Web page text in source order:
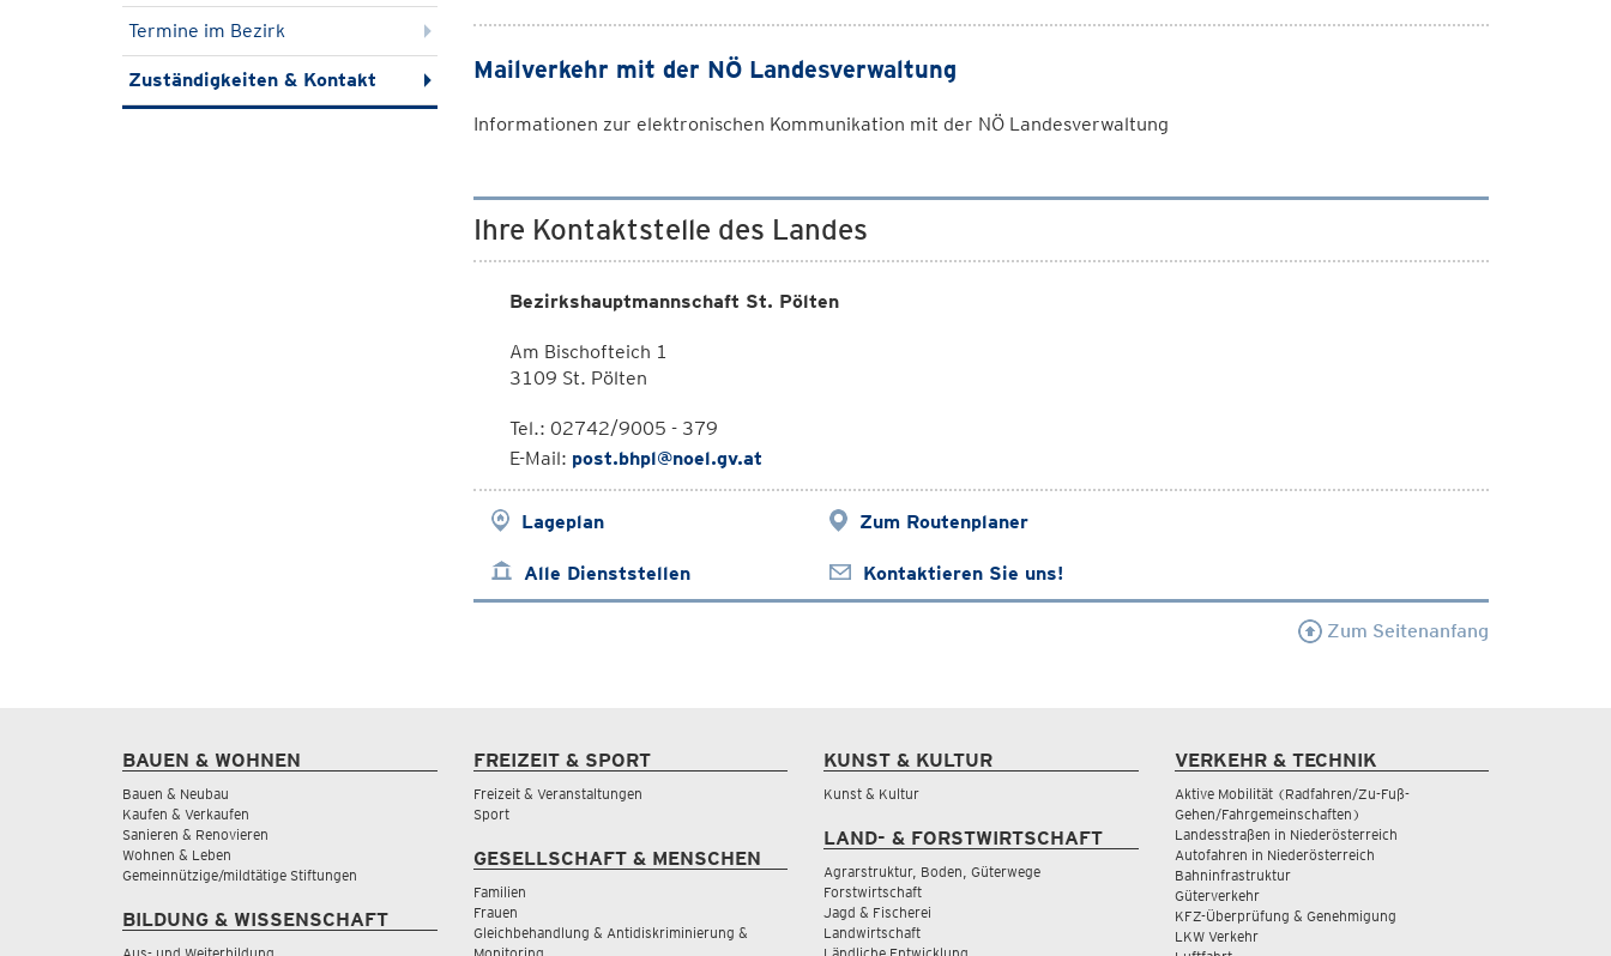
Termine im Bezirk
Zuständigkeiten & Kontakt Mailverkehr mit der NÖ Landesverwaltung
Informationen zur elektronischen Kommunikation mit der NÖ Landesverwaltung
Ihre Kontaktstelle des Landes
Bezirkshauptmannschaft St. Pölten
Am Bischofteich 1
3109 St. Pölten
Tel.: 02742/9005 - 379
E-Mail: post.bhpl@noel.gv.at
Lageplan Zum Routenplaner
Alle Dienststellen Kontaktieren Sie uns!
Zum Seitenanfang
BAUEN & WOHNEN
Bauen & Neubau
Kaufen & Verkaufen
Sanieren & Renovieren
Wohnen & Leben
Gemeinnützige/mildtätige Stiftungen
BILDUNG & WISSENSCHAFT
FREIZEIT & SPORT
Freizeit & Veranstaltungen
Sport
GESELLSCHAFT & MENSCHEN
Familien
Frauen
Gleichbehandlung & Antidiskriminierung &
KUNST & KULTUR
Kunst & Kultur
LAND- & FORSTWIRTSCHAFT
Agrarstruktur, Boden, Güterwege
Forstwirtschaft
Jagd & Fischerei
Landwirtschaft
VERKEHR & TECHNIK
Aktive Mobilität (Radfahren/Zu-Fuß-
Gehen/Fahrgemeinschaften)
Landesstraßen in Niederösterreich
Autofahren in Niederösterreich
Bahninfrastruktur
Güterverkehr
KFZ-Überprüfung & Genehmigung
LKW Verkehr